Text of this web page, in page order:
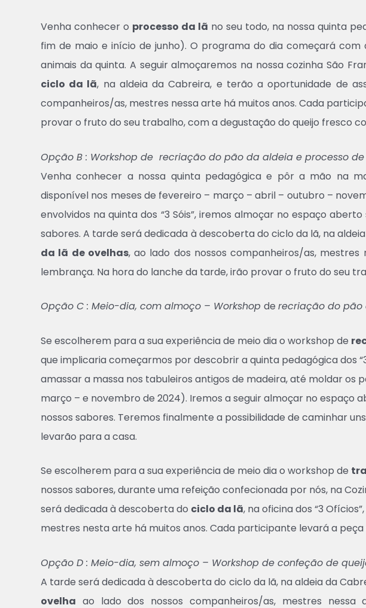
Venha conhecer o processo da lã no seu todo, na nossa quinta
fim de maio e início de junho). O programa do dia começará
animais da quinta. A seguir almoçaremos na nossa cozinha São
ciclo da lã, na aldeia da Cabreira, e terão a oportunidade de
companheiros/as, mestres nessa arte há muitos anos. Cada
provar o fruto do seu trabalho, com a degustação do queijo fresco
Opção B : Workshop de recriação do pão da aldeia e processo
Venha conhecer a nossa quinta pedagógica e pôr a mão na
disponível nos meses de fevereiro – março – abril – outubro –
envolvidos na quinta dos “3 Sóis”, iremos almoçar no espaço
sabores. A tarde será dedicada à descoberta do ciclo da lã, na
da lã de ovelhas, ao lado dos nossos companheiros/as,
lembrança. Na hora do lanche da tarde, irão provar o fruto do seu
Opção C : Meio-dia, com almoço – Workshop de recriação do pão
Se escolherem para a sua experiência de meio dia o workshop de
que implicaria começarmos por descobrir a quinta pedagógica dos
amassar a massa nos tabuleiros antigos de madeira, até moldar
março – e novembro de 2024). Iremos a seguir almoçar no espaço
nossos sabores. Teremos finalmente a possibilidade de caminhar
levarão para a casa.
Se escolherem para a sua experiência de meio dia o workshop de
nossos sabores, durante uma refeição confecionada por nós, na
será dedicada à descoberta do ciclo da lã, na oficina dos “3
mestres nesta arte há muitos anos. Cada participante levará a
Opção D : Meio-dia, sem almoço – Workshop de confeção de
A tarde será dedicada à descoberta do ciclo da lã, na aldeia da
ovelha ao lado dos nossos companheiros/as, mestres